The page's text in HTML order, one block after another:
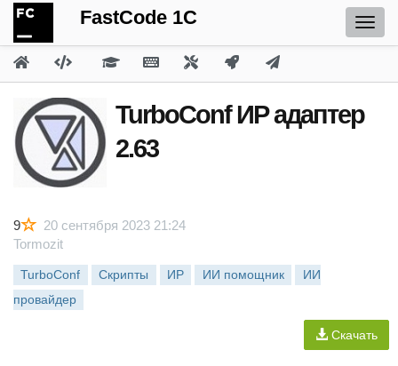
FastCode 1C
TurboConf ИР адаптер
2.63
9
20 сентября 2023 21:24
Tormozit
TurboConf Скрипты ИР ИИ помощник
ИИ
провайдер
Скачать